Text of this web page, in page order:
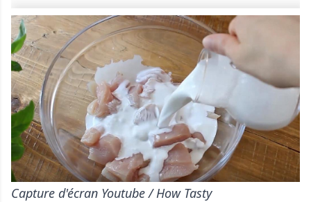
Capture d'écran Youtube / How Tasty